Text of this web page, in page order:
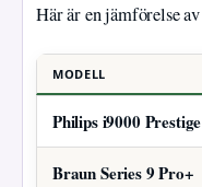
Här är en jämförelse
MODELL
Philips i9000 Prestige
Braun Series 9 Pro+